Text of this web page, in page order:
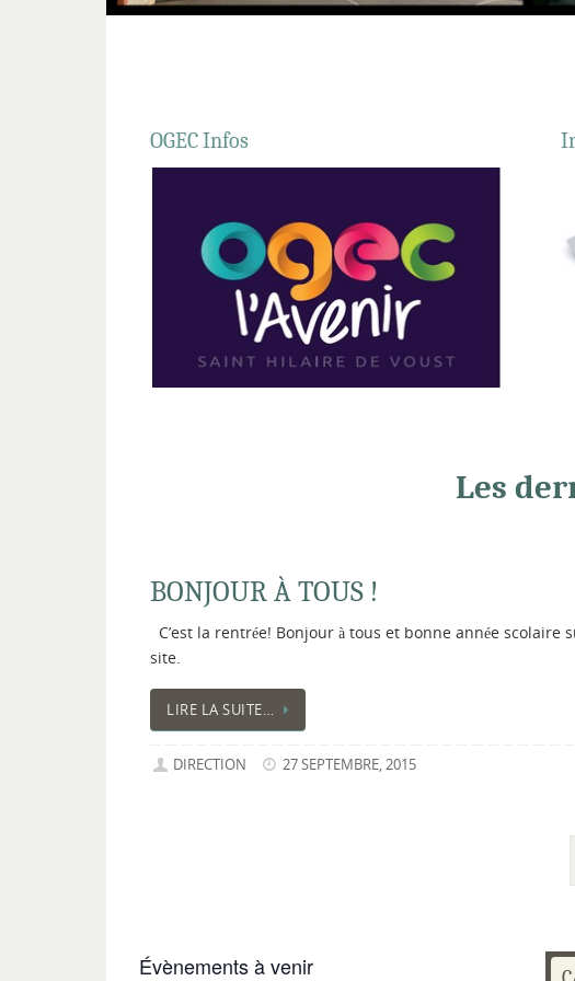
OGEC Infos
Les
Les
BONJOUR À TOUS !
C’est la rentrée! Bonjour à tous et bonne année scolaire
site.
LIRE LA SUITE…
DIRECTION 27 SEPTEMBRE, 2015
Évènements à venir